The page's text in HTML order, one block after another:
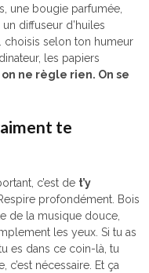
une bougie parfumée,
diffuseur d’huiles
choisis selon ton humeur
les papiers
on ne règle rien. On se
te
c’est de t’y
Respire profondément. Bois
de la musique douce,
les yeux. Si tu as
es dans ce coin-là, tu
c’est nécessaire. Et ça